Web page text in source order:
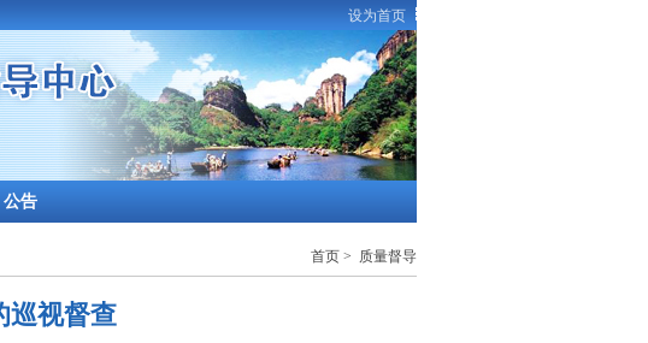
设为首页
公告
首页 > 质量督导
巡视督查